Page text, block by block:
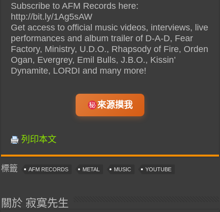
Subscribe to AFM Records here:
http://bit.ly/1Ag5sAW
Get access to official music videos, interviews, live
performances and album trailer of D-A-D, Fear
Factory, Ministry, U.D.O., Rhapsody of Fire, Orden
Ogan, Evergrey, Emil Bulls, J.B.O., Kissin’
Dynamite, LORDI and many more!
來源摸我
列印本文
標籤 AFM RECORDS METAL MUSIC YOUTUBE
關於 寂寞先生